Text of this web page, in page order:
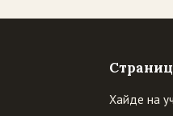
Хайде на